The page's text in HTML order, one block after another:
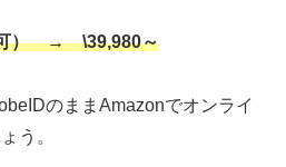
可） → \39,980～
のままAmazonでオンライ
う。